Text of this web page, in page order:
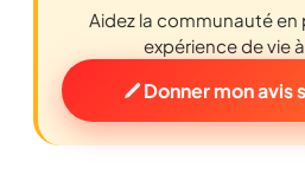
Aidez la communauté
expérience de vie
Donner mon avis